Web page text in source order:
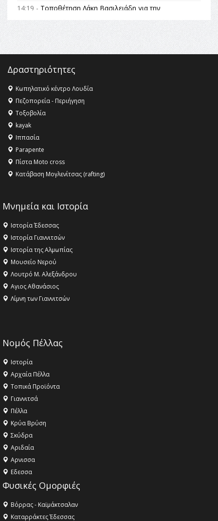
14:19 - Τοποθέτηση Λάκη Βασιλειάδη για την
Αναθεώρηση του Συντάγματος: «Σε τέτοιες κορυφαίες
θεσμικές διαδικασίες υπάρχει μόνο η ευθύνη απέναντι
στις επόμενες γενιές»
16:35 -Το πρόγραμμα του ΠΑΟΚ στον δεύτερο γύρο του
16:27 - Όλυμπος: Εντάχθηκε στον Κατάλογο Παγκόσμιας
Κληρονομιάς της UNESCO – Ομόφωνη η απόφαση Ο
Όλυμπος αναγνωρίστηκε ως φυσικό και πολιτιστικό
αγαθό εξέχουσας οικουμενικής αξίας για την
ανθρωπότητα
16:18 -
ΣΤΗΝ ΕΔΕΣΣΑ
Δραστηριότητες
Κωπηλατικό κέντρο Λουδία
Πεζοπορεία - Περιήγηση
Τοξοβολία
kayak
Ιππασία
Parapente
Πίστα Moto cross
Κατάβαση Μογλενίτσας (rafting)
Μνημεία και Ιστορία
Ιστορία Έδεσσας
Ιστορία Γιαννιτσών
Ιστορία της Αλμωπίας
Μουσείο Νερού
Λουτρό Μ. Αλεξάνδρου
Αγιος Αθανάσιος
Λίμνη των Γιαννιτσών
Νομός Πέλλας
Ιστορία
Αρχαία Πέλλα
Τοπικά Προϊόντα
Γιαννιτσά
Πέλλα
Κρύα Βρύση
Σκύδρα
Αριδαία
Aρνισσα
Eδεσσα
Φυσικές Ομορφιές
Βόρρας - Καϊμάκτσαλαν
Καταρράκτες Έδεσσας